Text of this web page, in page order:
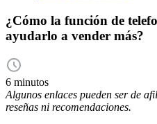
¿Cómo la función de
ayudarlo a vender más?
6 minutos
Algunos enlaces pueden ser de
reseñas ni recomendaciones.